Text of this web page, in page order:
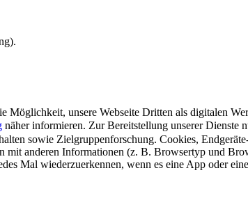
unsere Webseite Dritten als digitalen
näher informieren. Zur Bereitstellung unserer Dienste
sowie Zielgruppenforschung. Cookies,
anderen Informationen (z. B. Browsertyp und
Mal wiederzuerkennen, wenn es eine App oder